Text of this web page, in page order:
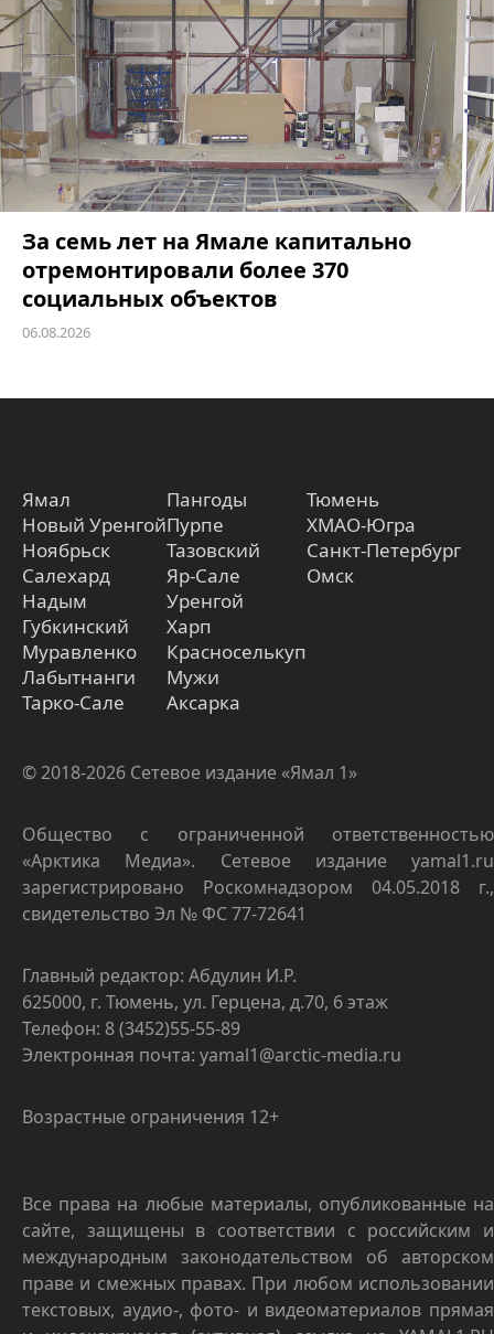
За семь лет на Ямале капитально
отремонтировали более 370
социальных объектов
06.08.2026
Ямал
Новый Уренгой
Ноябрьск
Салехард
Надым
Губкинский
Муравленко
Лабытнанги
Тарко-Сале
Пангоды
Пурпе
Тазовский
Яр-Сале
Уренгой
Харп
Красноселькуп
Мужи
Аксарка
Тюмень
ХМАО-Югра
Санкт-Петербург
Омск
© 2018-2026 Сетевое издание «Ямал 1»
Общество с ограниченной ответственностью
«Арктика Медиа». Сетевое издание yamal1.ru
зарегистрировано Роскомнадзором 04.05.2018 г.,
свидетельство Эл № ФС 77-72641
Главный редактор: Абдулин И.Р.
625000, г. Тюмень, ул. Герцена, д.70, 6 этаж
Телефон: 8 (3452)55-55-89
Электронная почта: yamal1@arctic-media.ru
Возрастные ограничения 12+
Все права на любые материалы, опубликованные на
сайте, защищены в соответствии с российским и
международным законодательством об авторском
праве и смежных правах. При любом использовании
текстовых, аудио-, фото- и видеоматериалов прямая